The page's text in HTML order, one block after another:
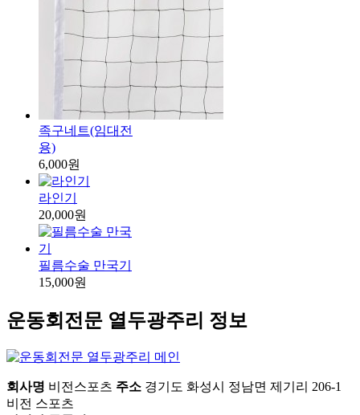
족구네트(임대전
용)
6,000원
라인기
20,000원
필름수술 만국기
15,000원
운동회전문 열두광주리 정보
회사명 비전스포츠 주소 경기도 화성시 정남면 제기리 206-1
비전 스포츠